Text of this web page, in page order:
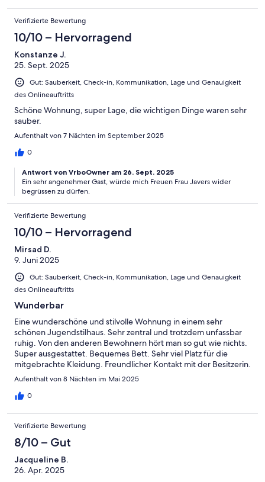
Verifizierte Bewertung
10/10 – Hervorragend
Konstanze J.
25. Sept. 2025
Gut: Sauberkeit, Check-in, Kommunikation, Lage und Genauigkeit
des Onlineauftritts
Schöne Wohnung, super Lage, die wichtigen Dinge waren sehr
sauber.
Aufenthalt von 7 Nächten im September 2025
0
Antwort von VrboOwner am 26. Sept. 2025
Ein sehr angenehmer Gast, würde mich Freuen Frau Javers wider
begrüssen zu dürfen.
Verifizierte Bewertung
10/10 – Hervorragend
Mirsad D.
9. Juni 2025
Gut: Sauberkeit, Check-in, Kommunikation, Lage und Genauigkeit
des Onlineauftritts
Wunderbar
Eine wunderschöne und stilvolle Wohnung in einem sehr
schönen Jugendstilhaus. Sehr zentral und trotzdem unfassbar
ruhig. Von den anderen Bewohnern hört man so gut wie nichts.
Super ausgestattet. Bequemes Bett. Sehr viel Platz für die
mitgebrachte Kleidung. Freundlicher Kontakt mit der Besitzerin.
Wir haben uns sehr wohl gefühlt.
Aufenthalt von 8 Nächten im Mai 2025
0
Verifizierte Bewertung
8/10 – Gut
Jacqueline B.
26. Apr. 2025